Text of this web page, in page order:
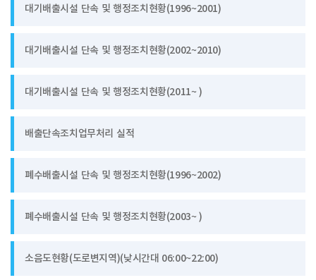
대기배출시설 단속 및 행정조치현황(1996~2001)
대기배출시설 단속 및 행정조치현황(2002~2010)
대기배출시설 단속 및 행정조치현황(2011~ )
배출단속조치업무처리 실적
폐수배출시설 단속 및 행정조치현황(1996~2002)
폐수배출시설 단속 및 행정조치현황(2003~ )
소음도현황(도로변지역)(낮시간대 06:00~22:00)